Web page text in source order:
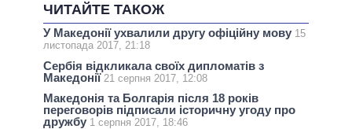
ЧИТАЙТЕ ТАКОЖ
У Македонії ухвалили другу офіційну мову 15
листопада 2017, 21:18
Сербія відкликала своїх дипломатів з
Македонії 21 серпня 2017, 12:08
Македонія та Болгарія після 18 років
переговорів підписали історичну угоду про
дружбу 1 серпня 2017, 18:46